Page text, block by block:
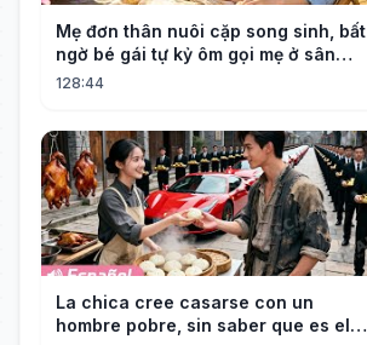
Mẹ đơn thân nuôi cặp song sinh, bất
ngờ bé gái tự kỷ ôm gọi mẹ ở sân
bay, nhìn mặt bé cô bật khóc!
128:44
La chica cree casarse con un
hombre pobre, sin saber que es el